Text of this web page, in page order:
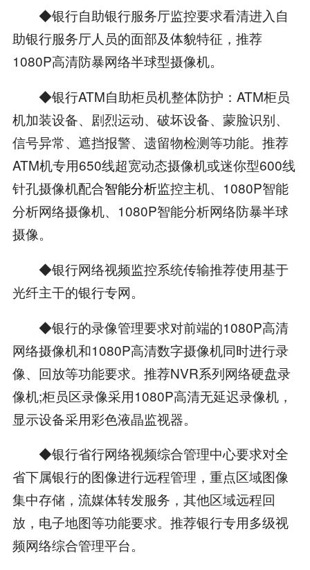
◆银行自助银行服务厅监控要求看清进入自
助银行服务厅人员的面部及体貌特征，推荐
1080P高清防暴网络半球型摄像机。
◆银行ATM自助柜员机整体防护：ATM柜员
机加装设备、剧烈运动、破坏设备、蒙脸识别、
信号异常、遮挡报警、遗留物检测等功能。推荐
ATM机专用650线超宽动态摄像机或迷你型600线
针孔摄像机配合智能分析监控主机、1080P智能
分析网络摄像机、1080P智能分析网络防暴半球
摄像。
◆银行网络视频监控系统传输推荐使用基于
光纤主干的银行专网。
◆银行的录像管理要求对前端的1080P高清
网络摄像机和1080P高清数字摄像机同时进行录
像、回放等功能要求。推荐NVR系列网络硬盘录
像机;柜员区录像采用1080P高清无延迟录像机，
显示设备采用彩色液晶监视器。
◆银行省行网络视频综合管理中心要求对全
省下属银行的图像进行远程管理，重点区域图像
集中存储，流媒体转发服务，其他区域远程回
放，电子地图等功能要求。推荐银行专用多级视
频网络综合管理平台。